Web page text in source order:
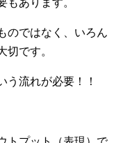
もあります。
のではなく、いろん
切です。
う流れが必要！！